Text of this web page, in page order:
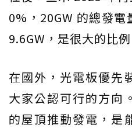
0%，20GW 的總發
9.6GW，是很大的比例
在國外，光電板優先
大家公認可行的方向
的屋頂推動發電，是